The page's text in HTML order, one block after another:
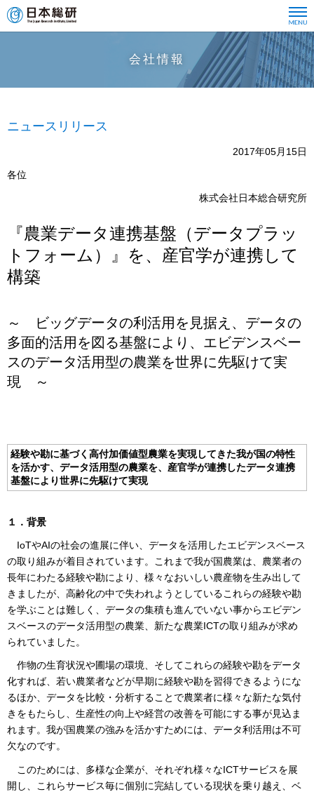
会社情報
ニュースリリース
2017年05月15日
各位
株式会社日本総合研究所
『農業データ連携基盤（データプラッ
トフォーム）』を、産官学が連携して
構築
～ ビッグデータの利活用を見据え、データの
多面的活用を図る基盤により、エビデンスベー
スのデータ活用型の農業を世界に先駆けて実
現 ～
経験や勘に基づく高付加価値型農業を実現してきた我が国の特性
を活かす、データ活用型の農業を、産官学が連携したデータ連携
基盤により世界に先駆けて実現
１．背景
IoTやAIの社会の進展に伴い、データを活用したエビデンスベース
の取り組みが着目されています。これまで我が国農業は、農業者の
長年にわたる経験や勘により、様々なおいしい農産物を生み出して
きましたが、高齢化の中で失われようとしているこれらの経験や勘
を学ぶことは難しく、データの集積も進んでいない事からエビデン
スベースのデータ活用型の農業、新たな農業ICTの取り組みが求め
られていました。
作物の生育状況や圃場の環境、そしてこれらの経験や勘をデータ
化すれば、若い農業者などが早期に経験や勘を習得できるようにな
るほか、データを比較・分析することで農業者に様々な新たな気付
きをもたらし、生産性の向上や経営の改善を可能にする事が見込ま
れます。我が国農業の強みを活かすためには、データ利活用は不可
欠なのです。
このためには、多様な企業が、それぞれ様々なICTサービスを展
開し、これらサービス毎に個別に完結している現状を乗り越え、ベ